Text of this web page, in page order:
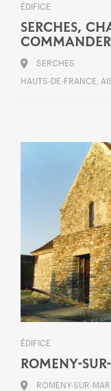
ÉDIFICE
SERCHES,
SERCHES
HAUTS-DE-FRANCE,
ÉDIFICE
ROMENY-
ROMENY-SUR-